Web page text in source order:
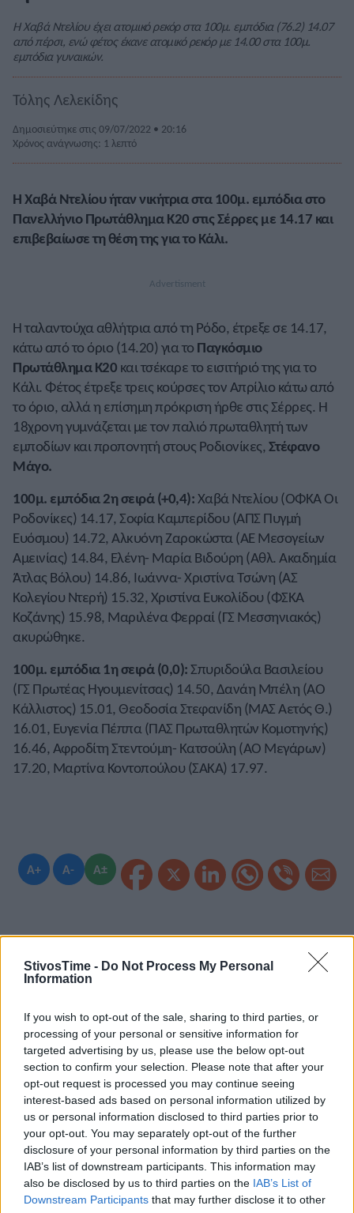
StivosTime - Do Not Process My Personal
Information
If you wish to opt-out of the sale, sharing to third parties, or
processing of your personal or sensitive information for
targeted advertising by us, please use the below opt-out
section to confirm your selection. Please note that after your
opt-out request is processed you may continue seeing
interest-based ads based on personal information utilized by
us or personal information disclosed to third parties prior to
your opt-out. You may separately opt-out of the further
disclosure of your personal information by third parties on the
IAB’s list of downstream participants. This information may
also be disclosed by us to third parties on the IAB’s List of
Downstream Participants that may further disclose it to other
Η Χαβά Ντελίου έχει ατομικό ρεκόρ στα 100μ. εμπόδια (76.2) 14.07
από πέρσι, ενώ φέτος έκανε ατομικό ρεκόρ με 14.00 στα 100μ.
εμπόδια γυναικών.
Τόλης Λελεκίδης
Δημοσιεύτηκε στις 09/07/2022 • 20:16
Χρόνος ανάγνωσης: 1 λεπτό
A+ A- A±
Η Χαβά Ντελίου ήταν νικήτρια στα 100μ. εμπόδια στο
Πανελλήνιο Πρωτάθλημα Κ20 στις Σέρρες με 14.17 και
επιβεβαίωσε τη θέση της για το Κάλι.
Η ταλαντούχα αθλήτρια από τη Ρόδο, έτρεξε σε 14.17,
κάτω από το όριο (14.20) για το Παγκόσμιο
Πρωτάθλημα Κ20 και τσέκαρε το εισιτήριό της για το
Κάλι. Φέτος έτρεξε τρεις κούρσες τον Απρίλιο κάτω από
το όριο, αλλά η επίσημη πρόκριση ήρθε στις Σέρρες. Η
18χρονη γυμνάζεται με τον παλιό πρωταθλητή των
εμποδίων και προπονητή στους Ροδιονίκες,Στέφανο
Μάγο.
100μ. εμπόδια 2η σειρά (+0,4):Χαβά Ντελίου (ΟΦΚΑ Οι
Ροδονίκες) 14.17, Σοφία Καμπερίδου (ΑΠΣ Πυγμή
Ευόσμου) 14.72, Αλκυόνη Ζαροκώστα (ΑΕ Μεσογείων
Αμεινίας) 14.84, Ελένη- Μαρία Βιδούρη (Αθλ. Ακαδημία
Άτλας Βόλου) 14.86, Ιωάννα- Χριστίνα Τσώνη (ΑΣ
Κολεγίου Ντερή) 15.32, Χριστίνα Ευκολίδου (ΦΣΚΑ
Κοζάνης) 15.98, Μαριλένα Φερραί (ΓΣ Μεσσηνιακός)
ακυρώθηκε.
100μ. εμπόδια 1η σειρά (0,0):Σπυριδούλα Βασιλείου
(ΓΣ Πρωτέας Ηγουμενίτσας) 14.50, Δανάη Μπέλη (ΑΟ
Κάλλιστος) 15.01, Θεοδοσία Στεφανίδη (ΜΑΣ Αετός Θ.)
16.01, Ευγενία Πέππα (ΠΑΣ Πρωταθλητών Κομοτηνής)
16.46, Αφροδίτη Στεντούμη- Κατσούλη (ΑΟ Μεγάρων)
17.20, Μαρτίνα Κοντοπούλου (ΣΑΚΑ) 17.97.
Εγγραφείτε στο Stivostime των
Τόλης Λελεκίδης